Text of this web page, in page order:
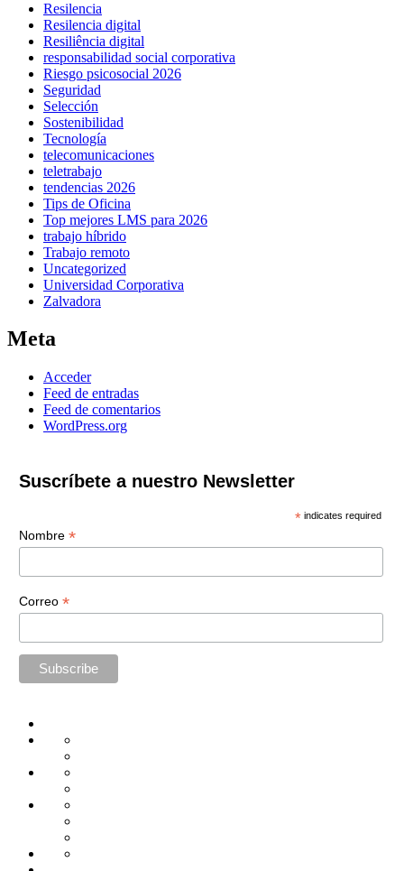
Resilencia
Resilencia digital
Resiliência digital
responsabilidad social corporativa
Riesgo psicosocial 2026
Seguridad
Selección
Sostenibilidad
Tecnología
telecomunicaciones
teletrabajo
tendencias 2026
Tips de Oficina
Top mejores LMS para 2026
trabajo híbrido
Trabajo remoto
Uncategorized
Universidad Corporativa
Zalvadora
Meta
Acceder
Feed de entradas
Feed de comentarios
WordPress.org
Suscríbete a nuestro Newsletter
* indicates required
Nombre *
Correo *
Administración
Capacitación
Desarrollo
Gestión